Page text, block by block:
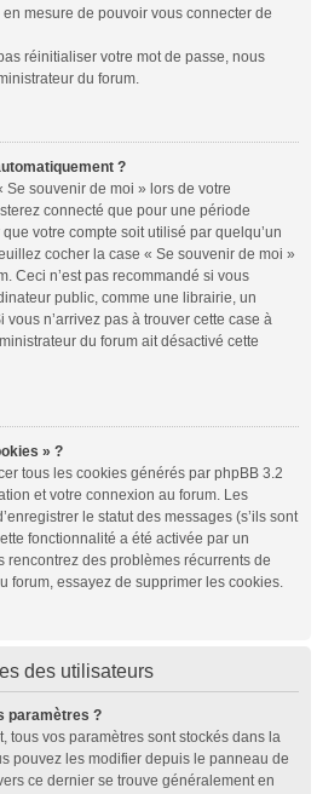
mesure de pouvoir vous connecter de
réinitialiser votre mot de passe, nous
du forum.
?
souvenir de moi » lors de votre
connecté que pour une période
votre compte soit utilisé par quelqu’un
cocher la case « Se souvenir de moi »
Ceci n’est pas recommandé si vous
public, comme une librairie, un
n’arrivez pas à trouver cette case à
du forum ait désactivé cette
» ?
tous les cookies générés par phpBB 3.2
et votre connexion au forum. Les
le statut des messages (s’ils sont
fonctionnalité a été activée par un
rencontrez des problèmes récurrents de
forum, essayez de supprimer les cookies.
des utilisateurs
paramètres ?
tous vos paramètres sont stockés dans la
pouvez les modifier depuis le panneau de
ce dernier se trouve généralement en